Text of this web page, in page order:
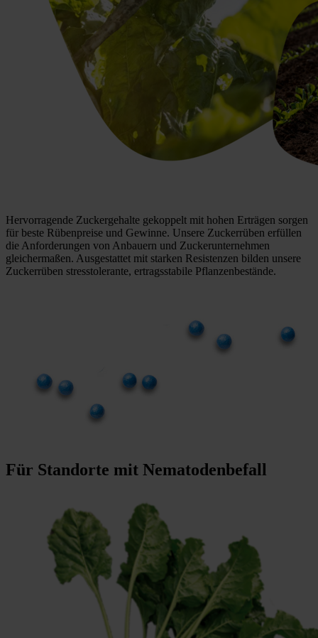
Hervorragende Zuckergehalte gekoppelt mit hohen Erträgen sorgen
für beste Rübenpreise und Gewinne. Unsere Zuckerrüben erfüllen
die Anforderungen von Anbauern und Zuckerunternehmen
gleichermaßen. Ausgestattet mit starken Resistenzen bilden unsere
Zuckerrüben stresstolerante, ertragsstabile Pflanzenbestände.
Für Standorte mit Nematodenbefall